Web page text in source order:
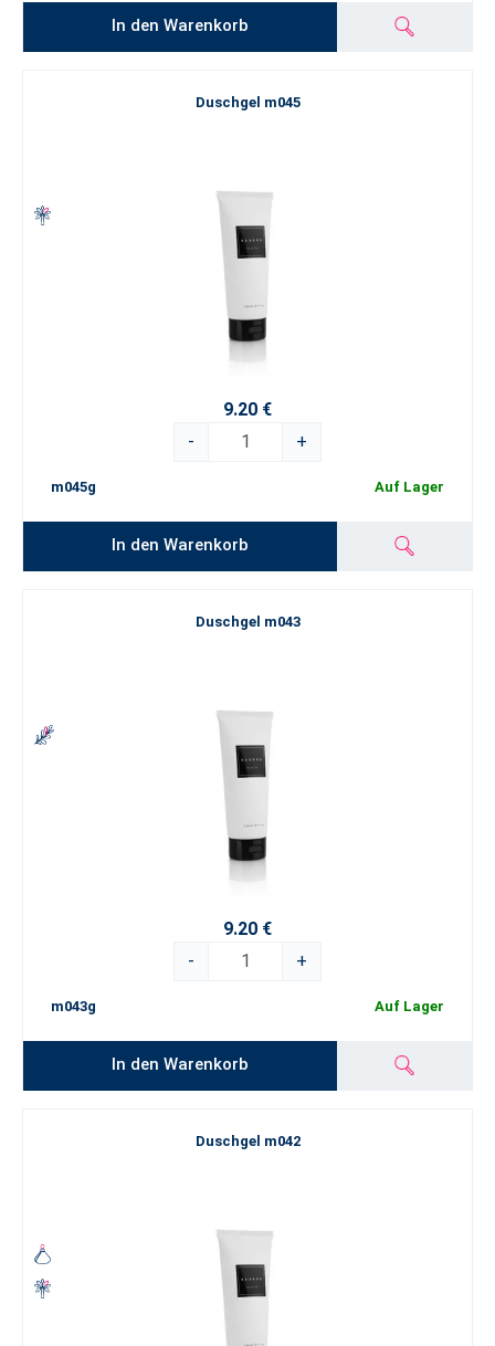
In den Warenkorb
Duschgel m045
9.20 €
-
+
m045g Auf Lager
In den Warenkorb
Duschgel m043
9.20 €
-
+
m043g Auf Lager
In den Warenkorb
Duschgel m042